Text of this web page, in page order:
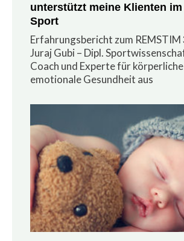
unterstützt meine Klienten
Sport
Erfahrungsbericht zum REMSTIM
Juraj Gubi – Dipl.
Coach und Experte für
emotionale Gesundheit aus